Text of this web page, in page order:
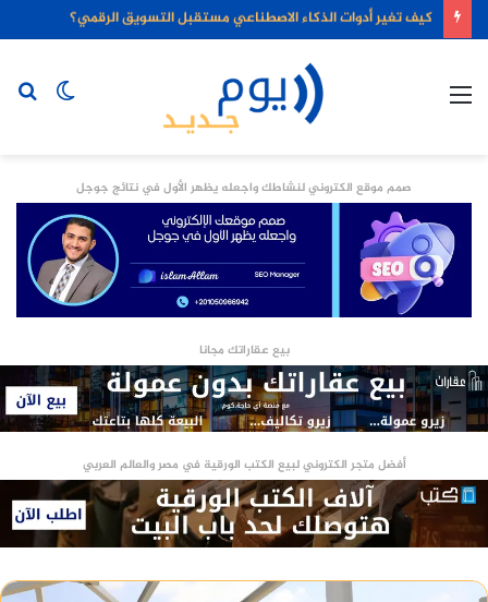
كيف تغير أدوات الذكاء الاصطناعي مستقبل التسويق الرقمي؟
الوضع
صمم موقع الكتروني لنشاطك واجعله يظهر الأول في نتائج جوجل
بيع عقاراتك مجانا
أفضل متجر الكتروني لبيع الكتب الورقية في مصر والعالم العربي